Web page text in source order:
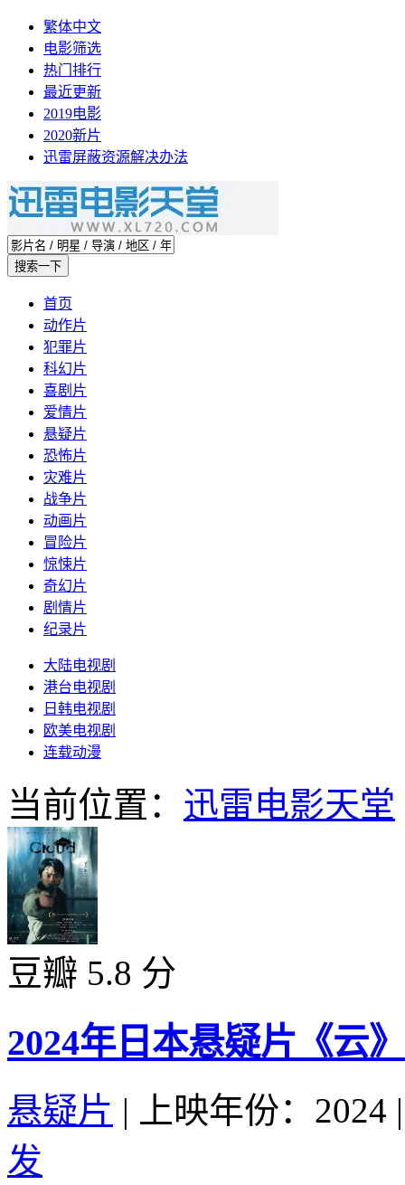
繁体中文
电影筛选
热门排行
最近更新
2019电影
2020新片
迅雷屏蔽资源解决办法
首页
动作片
犯罪片
科幻片
喜剧片
爱情片
悬疑片
恐怖片
灾难片
战争片
动画片
冒险片
惊悚片
奇幻片
剧情片
纪录片
大陆电视剧
港台电视剧
日韩电视剧
欧美电视剧
连载动漫
当前位置： 迅雷电影天堂
豆瓣 5.8 分
2024年日本悬疑片《云
悬疑片 | 上映年份：2024 |
发